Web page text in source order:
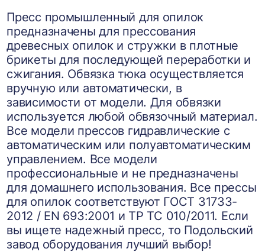
Пресс промышленный для опилок
предназначены для прессования
древесных опилок и стружки в плотные
брикеты для последующей переработки и
сжигания. Обвязка тюка осуществляется
вручную или автоматически, в
зависимости от модели. Для обвязки
используется любой обвязочный материал.
Все модели прессов гидравлические с
автоматическим или полуавтоматическим
управлением. Все модели
профессиональные и не предназначены
для домашнего использования. Все прессы
для опилок соответствуют ГОСТ 31733-
2012 / EN 693:2001 и ТР ТС 010/2011. Если
вы ищете надежный пресс, то Подольский
завод оборудования лучший выбор!